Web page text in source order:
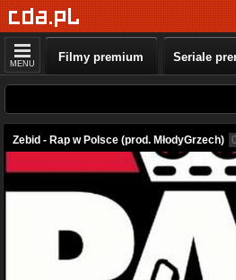
MENU Filmy premium Seriale
Zebid - Rap w Polsce (prod. MłodyGrzech)